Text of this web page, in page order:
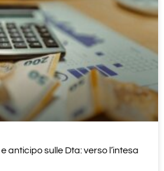
anticipo sulle Dta: verso l’intesa